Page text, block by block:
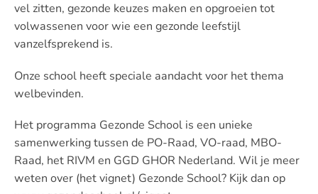
vel zitten, gezonde keuzes maken en opgroeien tot
volwassenen voor wie een gezonde leefstijl
vanzelfsprekend is.
Onze school heeft speciale aandacht voor het thema
welbevinden.
Het programma Gezonde School is een unieke
samenwerking tussen de PO-Raad, VO-raad, MBO-
Raad, het RIVM en GGD GHOR Nederland. Wil je meer
weten over (het vignet) Gezonde School? Kijk dan op